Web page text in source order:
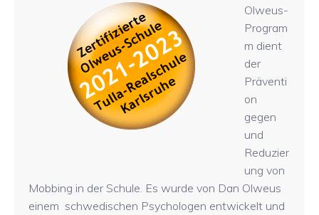
Olweus-
Program
m dient
der
Präventi
on
gegen
und
Reduzier
ung von
Mobbing in der Schule. Es wurde von Dan Olweus
einem schwedischen Psychologen entwickelt und